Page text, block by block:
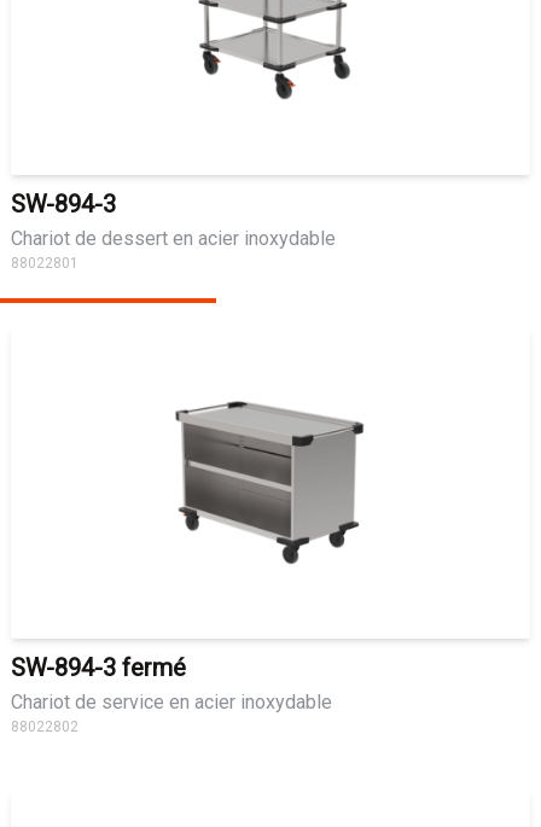
SW-894-3
Chariot de dessert en acier inoxydable
88022801
SW-894-3 fermé
Chariot de service en acier inoxydable
88022802